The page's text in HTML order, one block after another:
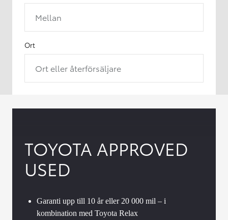
Mellan
Ort
Ort eller återförsäljare
TOYOTA APPROVED
USED
Garanti upp till 10 år eller 20 000 mil – i
kombination med Toyota Relax